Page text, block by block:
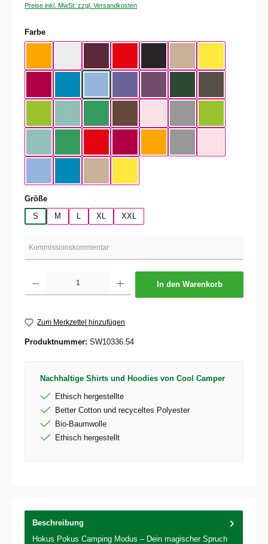
Preise inkl. MwSt. zzgl. Versandkosten
Farbeauswählen
Größeauswählen
S
M XL XXL
In den Warenkorb
Zum Merkzettel hinzufügen
Produktnummer: SW10336.54
Nachhaltige Shirts und Hoodies von Cool Camper
Ethisch hergestellte
Better Cotton und recyceltes Polyester
Bio-Baumwolle
Ethisch hergestellt
Beschreibung
Hokus Pokus Camping Modus – Dein magischer Spruch